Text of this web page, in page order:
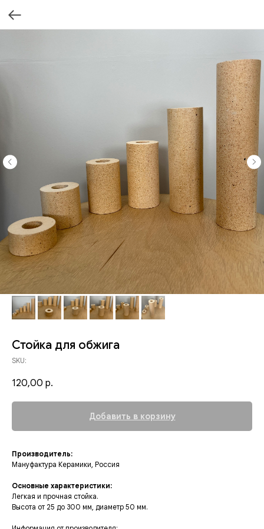
Стойка для обжига
SKU:
120,00 р.
Добавить в корзину
Производитель:
Мануфактура Керамики, Россия
Основные характеристики:
Легкая и прочная стойка.
Высота от 25 до 300 мм, диаметр 50 мм.